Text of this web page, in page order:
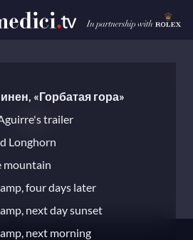
«Горбатая гора»
trailer
Longhorn
mountain
four days later
next day sunset
next morning